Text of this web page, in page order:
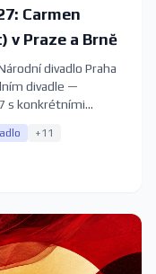
Carmen
v Praze a Brně
divadlo Praha
divadle —
s konkrétními
+11